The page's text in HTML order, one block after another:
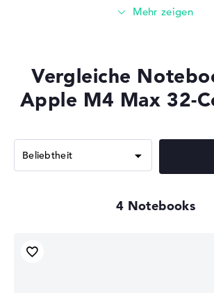
Vergleiche
Apple M4 Max 32-
4